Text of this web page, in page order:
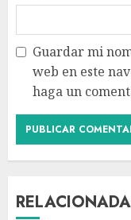
Guardar mi
web en este
haga un